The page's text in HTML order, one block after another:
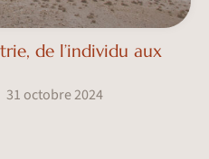
de l’individu aux
31 octobre 2024